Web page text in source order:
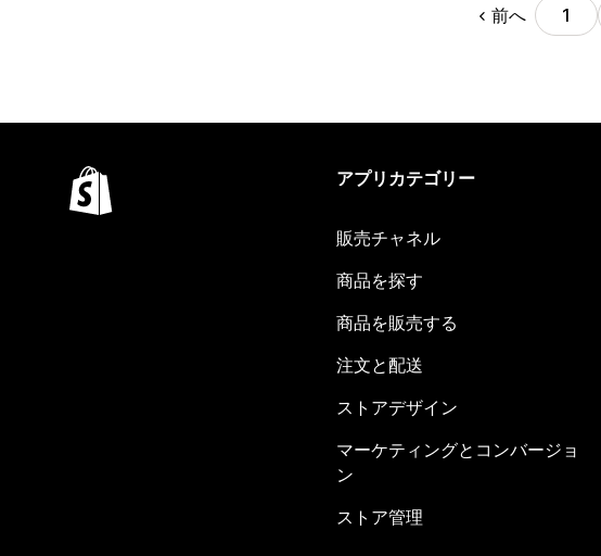
前へ 1
アプリカテゴリー
販売チャネル
商品を探す
商品を販売する
注文と配送
ストアデザイン
マーケティングとコンバージョ
ン
ストア管理